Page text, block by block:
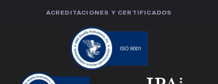
ACREDITACIONES Y CERTIFICADOS